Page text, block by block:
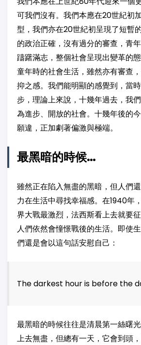
可我們沒有。我們本應在20世紀初
型，我們亦在20世紀初呈現了短暫
的政治正確，沒有過分的審查，青
躊躇滿志，整個社會呈現出變革的
童年時的社會生活，雖然亦有審查
抑之感。我們能明顯的感覺到，當
步，理論上來說，十幾年過去，我
為進步、開放的社會。十幾年後的
願違，正加劇著偏激與極端。
最黑暗的時候…
雖然正在陷入無盡的黑暗，但人們
力在生活中尋找幸福感。在1940年
界大戰最激烈，法西斯看上去就要
人們依然會憧憬戰後的生活。即使
們還是會以這句話安慰自己：
The darkest hour is before the
最黑暗的時候往往是清晨第一絲曙
上去無盡，但總有一天，它會到頭